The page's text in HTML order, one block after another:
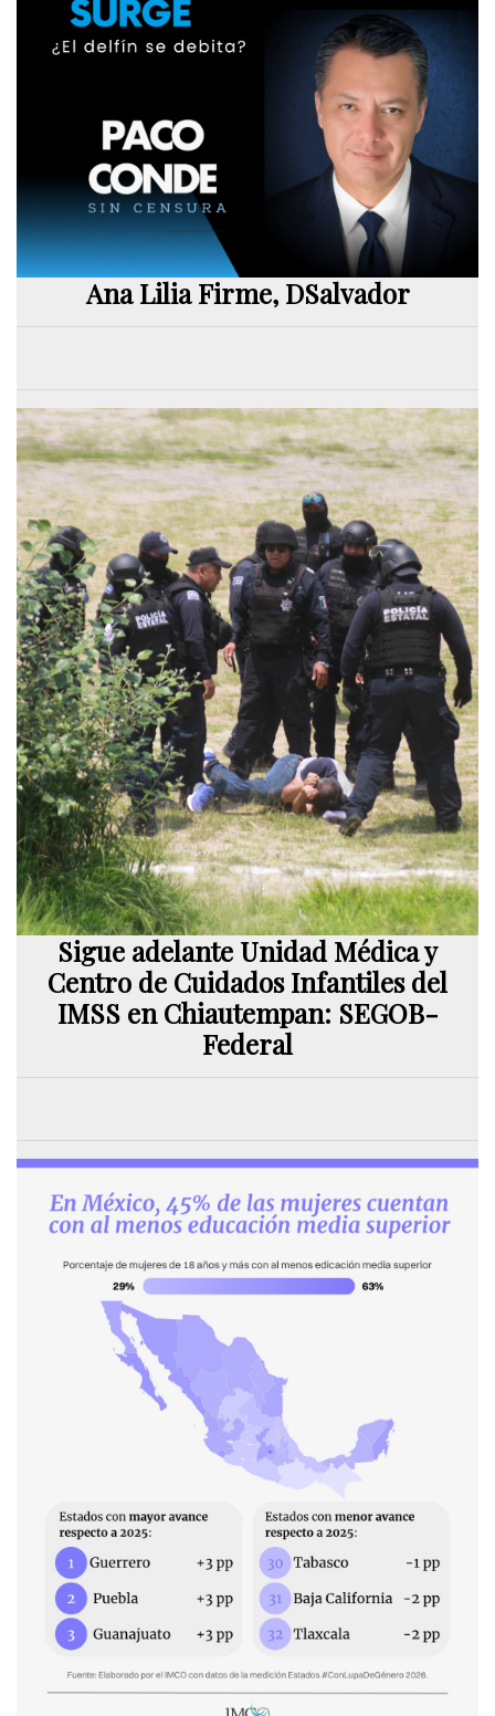
Ana Lilia Firme, DSalvador
Sigue adelante Unidad Médica y
Centro de Cuidados Infantiles del
IMSS en Chiautempan: SEGOB-
Federal